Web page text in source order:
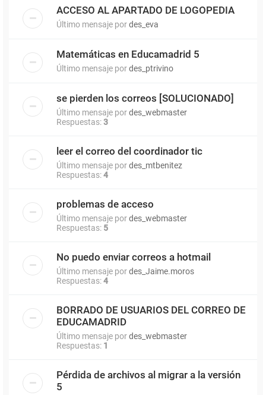
ACCESO AL APARTADO DE LOGOPEDIA
Último mensaje pordes_eva
Matemáticas en Educamadrid 5
Último mensaje pordes_ptrivino
se pierden los correos [SOLUCIONADO]
Último mensaje pordes_webmaster
Respuestas:3
leer el correo del coordinador tic
Último mensaje pordes_mtbenitez
Respuestas:4
problemas de acceso
Último mensaje pordes_webmaster
Respuestas: 5
No puedo enviar correos a hotmail
Último mensaje pordes_Jaime.moros
Respuestas:4
BORRADO DE USUARIOS DEL CORREO DE
EDUCAMADRID
Último mensaje pordes_webmaster
Respuestas: 1
Pérdida de archivos al migrar a la versión
5